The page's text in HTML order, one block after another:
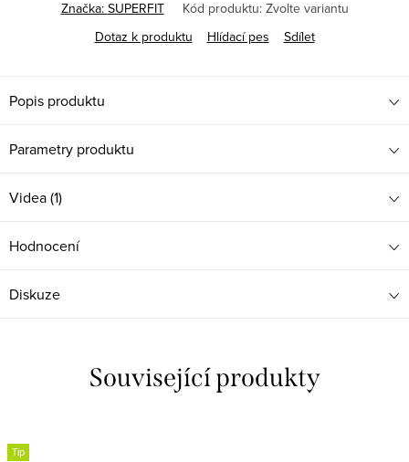
Značka: SUPERFIT Kód produktu: Zvolte variantu
Dotaz k produktu
Hlídací pes Sdílet
Popis produktu
Parametry produktu
Videa (1)
Hodnocení
Diskuze
Související produkty
Tip